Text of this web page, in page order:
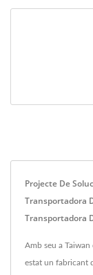
Projecte De
Transportadora
Transportadora
Amb seu a
estat un fabricant